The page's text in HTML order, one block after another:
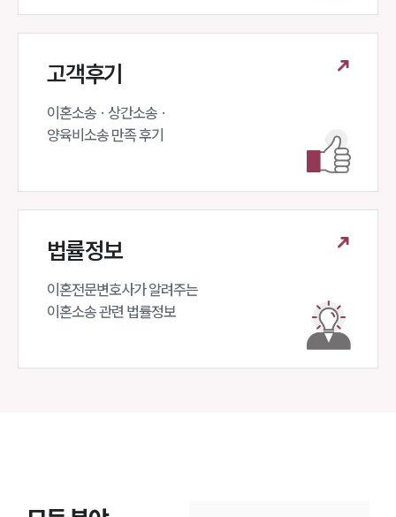
고객후기
이혼소송 · 상간소송 ·
양육비소송 만족 후기
법률정보
이혼전문변호사가 알려주는
이혼소송 관련 법률정보